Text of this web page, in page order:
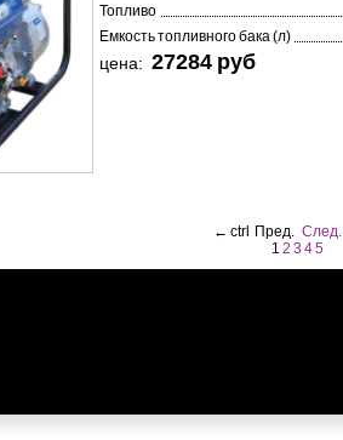
Топливо
Емкость топливного бака (л)
цена: 27284 pуб
← ctrl Пред. След.
1 2 3 45